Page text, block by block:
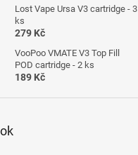
Lost Vape Ursa V3 cartridge - 3
ks
279 Kč
VooPoo VMATE V3 Top Fill
POD cartridge - 2 ks
189 Kč